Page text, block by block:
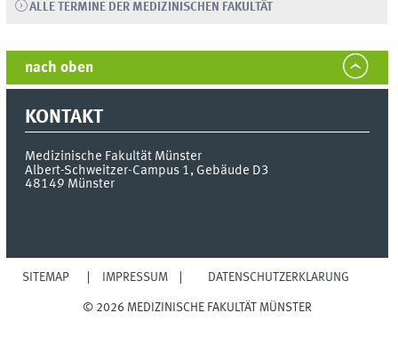
ALLE TERMINE DER MEDIZINISCHEN FAKULTÄT
nach oben
KONTAKT
Medizinische Fakultät Münster
Albert-Schweitzer-Campus 1, Gebäude D3
48149 Münster
SITEMAP IMPRESSUM DATENSCHUTZERKLÄRUNG
© 2026 MEDIZINISCHE FAKULTÄT MÜNSTER